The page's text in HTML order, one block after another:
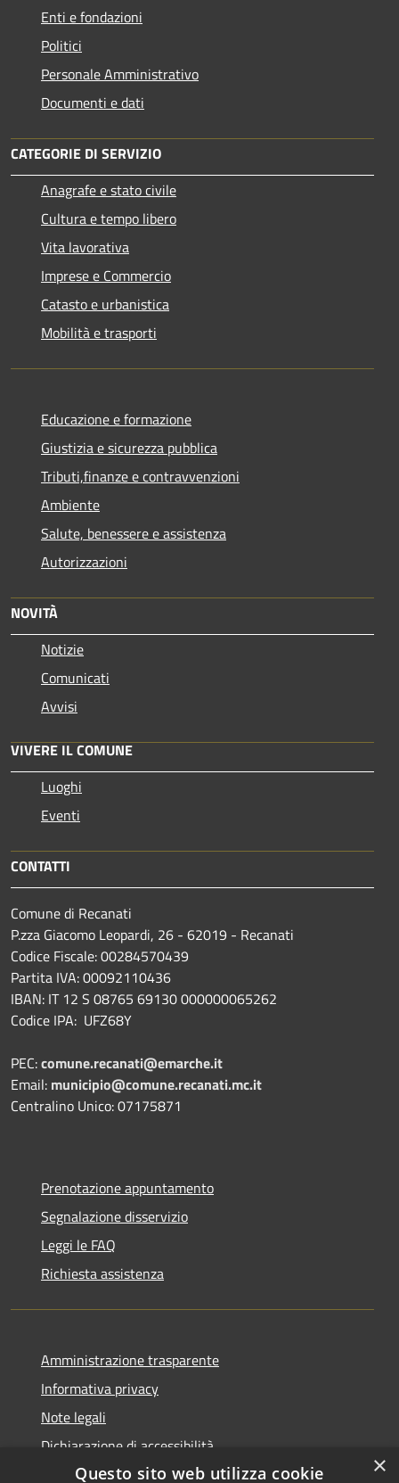
Enti e fondazioni
Politici
Personale Amministrativo
Documenti e dati
CATEGORIE DI SERVIZIO
Anagrafe e stato civile
Cultura e tempo libero
Vita lavorativa
Imprese e Commercio
Catasto e urbanistica
Mobilità e trasporti
Educazione e formazione
Giustizia e sicurezza pubblica
Tributi,finanze e contravvenzioni
Ambiente
Salute, benessere e assistenza
Autorizzazioni
NOVITÀ
Notizie
Comunicati
Avvisi
VIVERE IL COMUNE
Luoghi
Eventi
CONTATTI
Comune di Recanati
P.zza Giacomo Leopardi, 26 - 62019 - Recanati
Codice Fiscale: 00284570439
Partita IVA: 00092110436
IBAN: IT 12 S 08765 69130 000000065262
Codice IPA: UFZ68Y
PEC:comune.recanati@emarche.it
Email: municipio@comune.recanati.mc.it
Centralino Unico: 07175871
Prenotazione appuntamento
Segnalazione disservizio
Leggi le FAQ
Richiesta assistenza
Amministrazione trasparente
Informativa privacy
Note legali
Dichiarazione di accessibilità
×
Questo sito web utilizza cookie